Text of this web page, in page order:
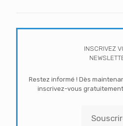
INSCRIVEZ
Restez informé ! Dès
inscrivez-vous